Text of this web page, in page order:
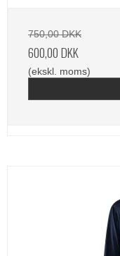
750,00 DKK
600,00 DKK
(ekskl. moms)